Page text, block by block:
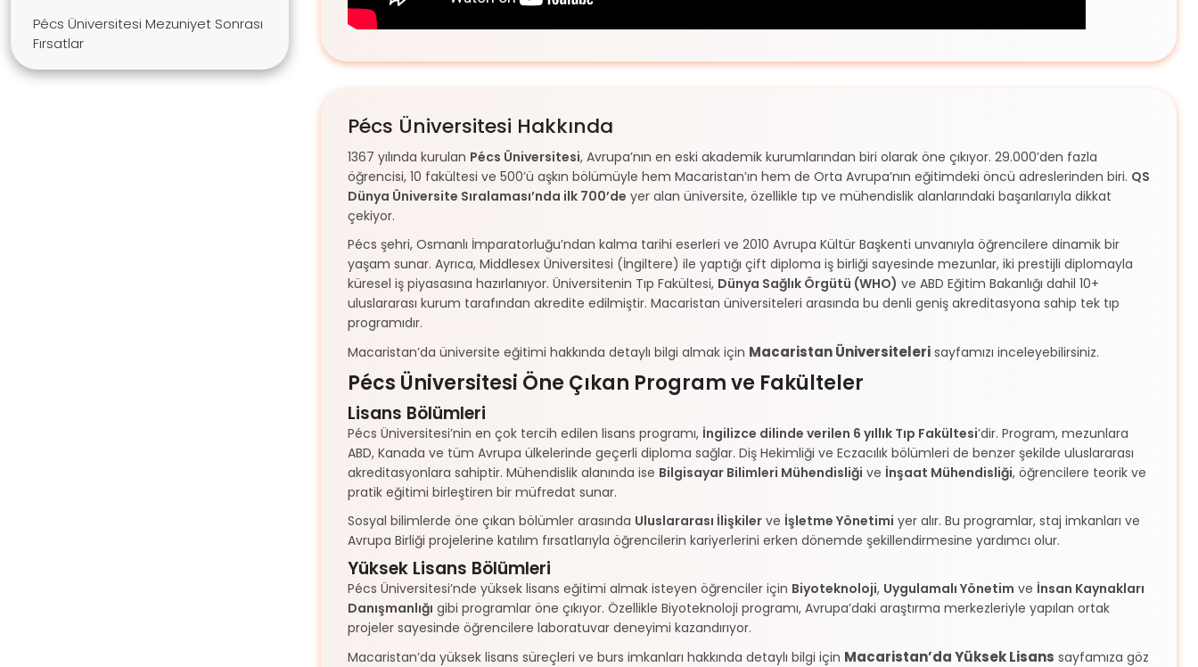
Pécs Üniversitesi Mezuniyet Sonrası
Fırsatlar
Pécs Üniversitesi Hakkında
1367 yılında kurulan Pécs Üniversitesi, Avrupa’nın en eski akademik kurumlarından biri olarak öne çıkıyor. 29.000’den fazla
öğrencisi, 10 fakültesi ve 500’ü aşkın bölümüyle hem Macaristan’ın hem de Orta Avrupa’nın eğitimdeki öncü adreslerinden biri. QS
Dünya Üniversite Sıralaması’nda ilk 700’de yer alan üniversite, özellikle tıp ve mühendislik alanlarındaki başarılarıyla dikkat
çekiyor.
Pécs şehri, Osmanlı İmparatorluğu’ndan kalma tarihi eserleri ve 2010 Avrupa Kültür Başkenti unvanıyla öğrencilere dinamik bir
yaşam sunar. Ayrıca, Middlesex Üniversitesi (İngiltere) ile yaptığı çift diploma iş birliği sayesinde mezunlar, iki prestijli diplomayla
küresel iş piyasasına hazırlanıyor. Üniversitenin Tıp Fakültesi, Dünya Sağlık Örgütü (WHO) ve ABD Eğitim Bakanlığı dahil 10+
uluslararası kurum tarafından akredite edilmiştir. Macaristan üniversiteleri arasında bu denli geniş akreditasyona sahip tek tıp
programıdır.
Macaristan’da üniversite eğitimi hakkında detaylı bilgi almak için Macaristan Üniversiteleri sayfamızı inceleyebilirsiniz.
Pécs Üniversitesi Öne Çıkan Program ve Fakülteler
Lisans Bölümleri
Pécs Üniversitesi’nin en çok tercih edilen lisans programı, İngilizce dilinde verilen 6 yıllık Tıp Fakültesi’dir. Program, mezunlara
ABD, Kanada ve tüm Avrupa ülkelerinde geçerli diploma sağlar. Diş Hekimliği ve Eczacılık bölümleri de benzer şekilde uluslararası
akreditasyonlara sahiptir. Mühendislik alanında ise Bilgisayar Bilimleri Mühendisliği ve İnşaat Mühendisliği, öğrencilere teorik ve
pratik eğitimi birleştiren bir müfredat sunar.
Sosyal bilimlerde öne çıkan bölümler arasında Uluslararası İlişkiler ve İşletme Yönetimi yer alır. Bu programlar, staj imkanları ve
Avrupa Birliği projelerine katılım fırsatlarıyla öğrencilerin kariyerlerini erken dönemde şekillendirmesine yardımcı olur.
Yüksek Lisans Bölümleri
Pécs Üniversitesi’nde yüksek lisans eğitimi almak isteyen öğrenciler için Biyoteknoloji, Uygulamalı Yönetim ve İnsan Kaynakları
Danışmanlığı gibi programlar öne çıkıyor. Özellikle Biyoteknoloji programı, Avrupa’daki araştırma merkezleriyle yapılan ortak
projeler sayesinde öğrencilere laboratuvar deneyimi kazandırıyor.
Macaristan’da yüksek lisans süreçleri ve burs imkanları hakkında detaylı bilgi için Macaristan’da Yüksek Lisans sayfamıza göz